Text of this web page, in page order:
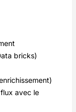
bricks)
avec le